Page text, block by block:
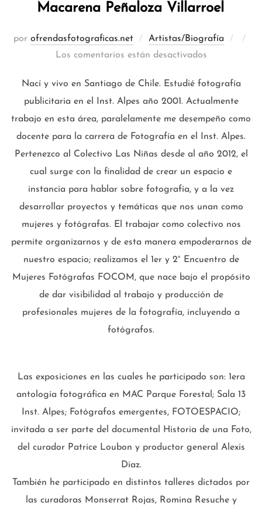
Macarena Peñaloza Villarroel
por ofrendasfotograficas.net Artistas/Biografía
Los comentarios están desactivados
Nací y vivo en Santiago de Chile. Estudié fotografía
publicitaria en el Inst. Alpes año 2001. Actualmente
trabajo en esta área, paralelamente me desempeño como
docente para la carrera de Fotografía en el Inst. Alpes.
Pertenezco al Colectivo Las Niñas desde al año 2012, el
cual surge con la finalidad de crear un espacio e
instancia para hablar sobre fotografía, y a la vez
desarrollar proyectos y temáticas que nos unan como
mujeres y fotógrafas. El trabajar como colectivo nos
permite organizarnos y de esta manera empoderarnos de
nuestro espacio; realizamos el 1er y 2° Encuentro de
Mujeres Fotógrafas FOCOM, que nace bajo el propósito
de dar visibilidad al trabajo y producción de
profesionales mujeres de la fotografía, incluyendo a
fotógrafos.
Las exposiciones en las cuales he participado son: 1era
antología fotográfica en MAC Parque Forestal; Sala 13
Inst. Alpes; Fotógrafos emergentes, FOTOESPACIO;
invitada a ser parte del documental Historia de una Foto,
del curador Patrice Loubon y productor general Alexis
Díaz.
También he participado en distintos talleres dictados por
las curadoras Monserrat Rojas, Romina Resuche y